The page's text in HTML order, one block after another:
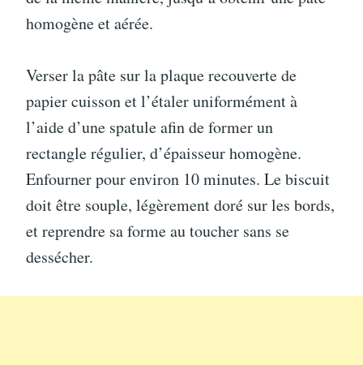
homogène et aérée.
Verser la pâte sur la plaque recouverte de
papier cuisson et l’étaler uniformément à
l’aide d’une spatule afin de former un
rectangle régulier, d’épaisseur homogène.
Enfourner pour environ 10 minutes. Le biscuit
doit être souple, légèrement doré sur les bords,
et reprendre sa forme au toucher sans se
dessécher.